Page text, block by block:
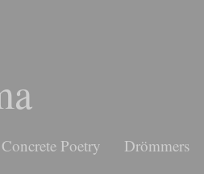
Concrete Poetry Drömmers